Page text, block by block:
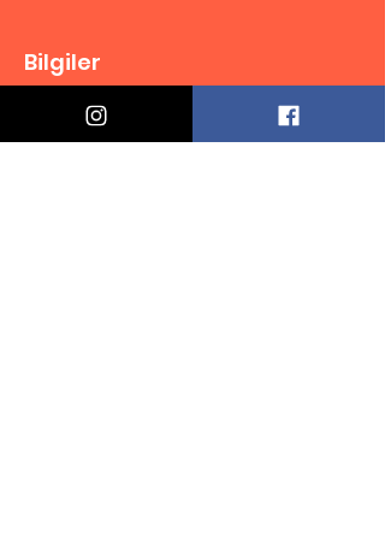
Bilgiler
Biz Kimiz?
İletişim Bilgileri